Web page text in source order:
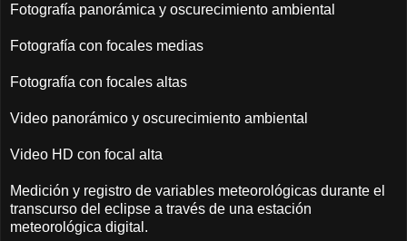
Fotografía panorámica y oscurecimiento ambiental
Fotografía con focales medias
Fotografía con focales altas
Video panorámico y oscurecimiento ambiental
Video HD con focal alta
Medición y registro de variables meteorológicas durante el
transcurso del eclipse a través de una estación
meteorológica digital.